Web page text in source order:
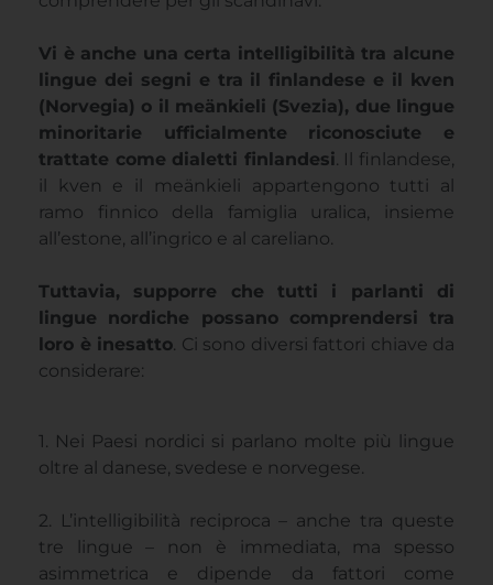
Vi è anche una certa intelligibilità tra alcune
lingue dei segni e tra il finlandese e il kven
(Norvegia) o il meänkieli (Svezia), due lingue
minoritarie ufficialmente riconosciute e
trattate come dialetti finlandesi. Il finlandese,
il kven e il meänkieli appartengono tutti al
ramo finnico della famiglia uralica, insieme
all’estone, all’ingrico e al careliano.
Tuttavia, supporre che tutti i parlanti di
lingue nordiche possano comprendersi tra
loro è inesatto. Ci sono diversi fattori chiave da
considerare:
1. Nei Paesi nordici si parlano molte più lingue
oltre al danese, svedese e norvegese.
2. L’intelligibilità reciproca – anche tra queste
tre lingue – non è immediata, ma spesso
asimmetrica e dipende da fattori come